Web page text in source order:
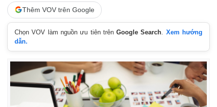
Kinh tế
Bất động sản
Thị trường
Giá vàng
Tiêu dùng
Tỷ giá
Thêm VOV trên Google
Chọn VOV làm nguồn ưu tiên trênGoogle Search
Xem hướng
dẫn.